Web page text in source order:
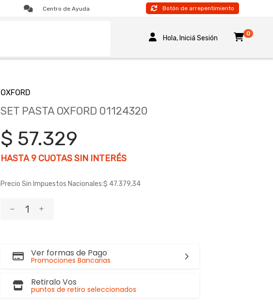
Centro de Ayuda Botón de arrepentimiento
Hola, Iniciá Sesión
0
OXFORD
SET PASTA OXFORD 01124320
$ 57.329
HASTA9CUOTAS SIN INTERÉS
Precio Sin Impuestos Nacionales:$ 47.379,34
Ver formas de Pago
Promociones Bancarias
Retiralo Vos
puntos de retiro seleccionados